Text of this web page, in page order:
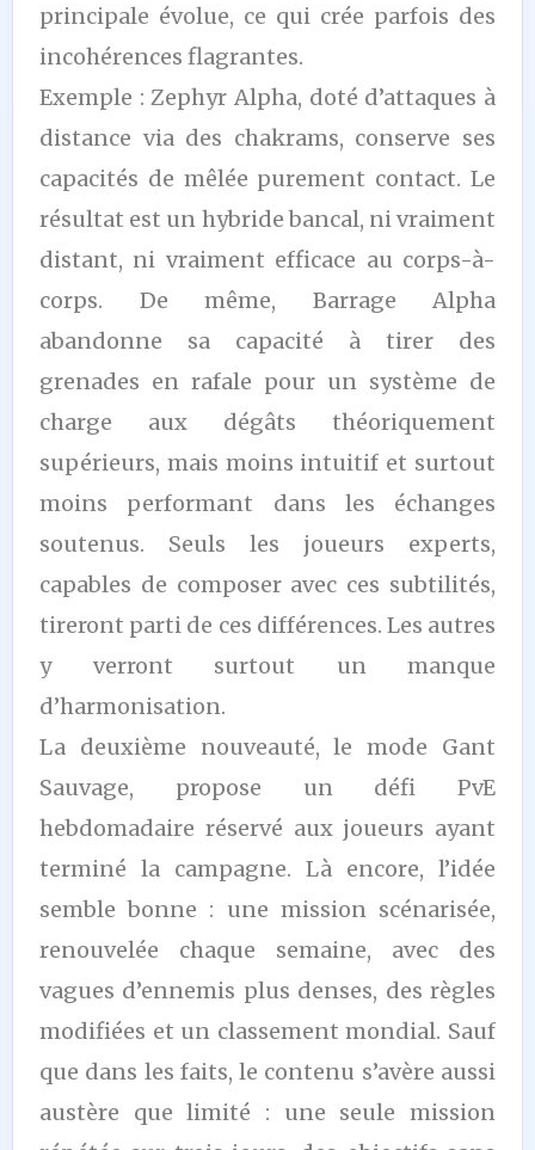
principale évolue, ce qui crée parfois des
incohérences flagrantes.
Exemple : Zephyr Alpha, doté d’attaques à
distance via des chakrams, conserve ses
capacités de mêlée purement contact. Le
résultat est un hybride bancal, ni vraiment
distant, ni vraiment efficace au corps-à-
corps. De même, Barrage Alpha
abandonne sa capacité à tirer des
grenades en rafale pour un système de
charge aux dégâts théoriquement
supérieurs, mais moins intuitif et surtout
moins performant dans les échanges
soutenus. Seuls les joueurs experts,
capables de composer avec ces subtilités,
tireront parti de ces différences. Les autres
y verront surtout un manque
d’harmonisation.
La deuxième nouveauté, le mode Gant
Sauvage, propose un défi PvE
hebdomadaire réservé aux joueurs ayant
terminé la campagne. Là encore, l’idée
semble bonne : une mission scénarisée,
renouvelée chaque semaine, avec des
vagues d’ennemis plus denses, des règles
modifiées et un classement mondial. Sauf
que dans les faits, le contenu s’avère aussi
austère que limité : une seule mission